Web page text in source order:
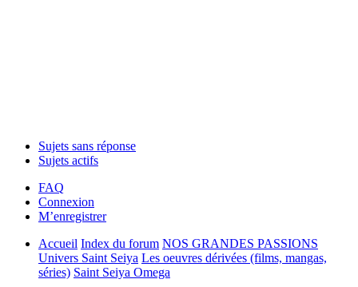
Sujets sans réponse
Sujets actifs
FAQ
Connexion
M’enregistrer
Accueil Index du forum NOS GRANDES PASSIONS
Univers Saint Seiya Les oeuvres dérivées (films, mangas,
séries) Saint Seiya Omega